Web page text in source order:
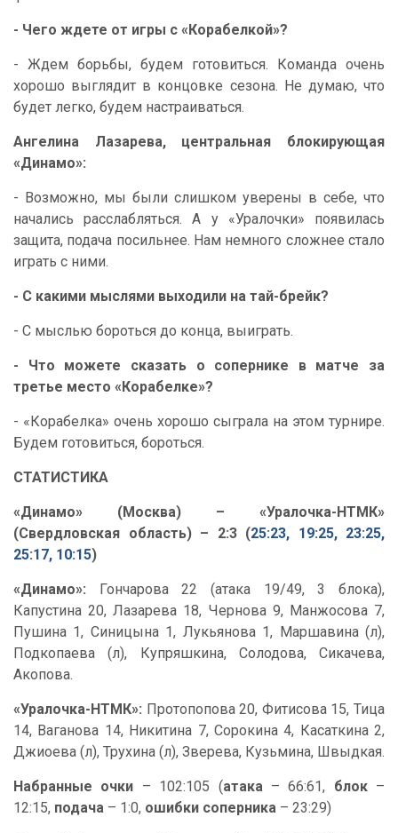
- Чего ждете от игры с «Корабелкой»?
- Ждем борьбы, будем готовиться. Команда очень
хорошо выглядит в концовке сезона. Не думаю, что
будет легко, будем настраиваться.
Ангелина Лазарева, центральная блокирующая
«Динамо»:
- Возможно, мы были слишком уверены в себе, что
начались расслабляться. А у «Уралочки» появилась
защита, подача посильнее. Нам немного сложнее стало
играть с ними.
- С какими мыслями выходили на тай-брейк?
- С мыслью бороться до конца, выиграть.
- Что можете сказать о сопернике в матче за
третье место «Корабелке»?
- «Корабелка» очень хорошо сыграла на этом турнире.
Будем готовиться, бороться.
СТАТИСТИКА
«Динамо» (Москва) – «Уралочка-НТМК»
(Свердловская область) – 2:3 (25:23, 19:25, 23:25,
25:17, 10:15)
«Динамо»: Гончарова 22 (атака 19/49, 3 блока),
Капустина 20, Лазарева 18, Чернова 9, Манжосова 7,
Пушина 1, Синицына 1, Лукьянова 1, Маршавина (л),
Подкопаева (л), Купряшкина, Солодова, Сикачева,
Акопова.
«Уралочка-НТМК»: Протопопова 20, Фитисова 15, Тица
14, Ваганова 14, Никитина 7, Сорокина 4, Касаткина 2,
Джиоева (л), Трухина (л), Зверева, Кузьмина, Швыдкая.
Набранные очки – 102:105 (атака– 66:61, блок–
12:15, подача – 1:0, ошибки соперника – 23:29)